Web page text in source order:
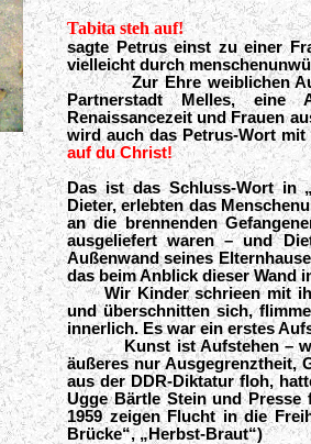
Tabita steh auf!
sagte Petrus einst zu einer
vielleicht durch menschenun
Zur Ehre weiblichen
Partnerstadt Melles,
Renaissancezeit und Frauen
wird auch das Petrus-Wort
auf du Christ!
Das ist das Schluss-Wort in
Dieter, erlebten das Menschen
an die brennenden
ausgeliefert waren – und
Außenwand seines
das beim Anblick dieser Wand
Wir Kinder schrieen mit
und überschnitten sich,
innerlich. Es war ein erstes
Kunst ist Aufstehen –
äußeres nur Ausgegrenztheit,
aus der DDR-Diktatur floh,
Ugge Bärtle Stein und
1959 zeigen Flucht in die
Brücke“, „Herbst-Braut“)